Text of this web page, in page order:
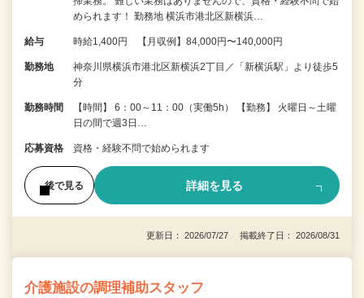
められます！ 勤務地 横浜市港北区新横浜…
給与 時給1,400円 【月収例】84,000円〜140,000円
勤務地
神奈川県横浜市港北区新横浜2丁目／「新横浜駅」より徒歩5
分
勤務時間
【時間】 6：00～11：00（実働5h） 【勤務】 火曜日～土曜
日の間で週3日…
応募資格 資格・経験不問で始められます
後で見る 詳細を見る
更新日： 2026/07/27 掲載終了日： 2026/08/31
介護施設の調理補助スタッフ